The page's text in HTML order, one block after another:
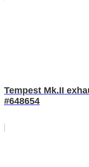
Tempest Mk.II
#648654